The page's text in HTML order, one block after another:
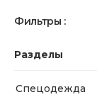
Фильтры :
Разделы
Спецодежда